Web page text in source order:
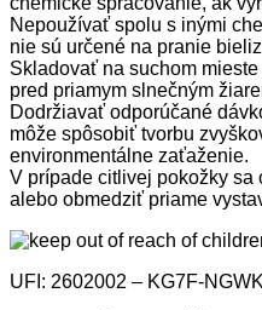
Nepoužívať spolu s inými
nie sú určené na pranie
Skladovať na suchom
pred priamym slnečným
Dodržiavať odporúčané
môže spôsobiť tvorbu
environmentálne zaťaženie.
V prípade citlivej pokožky
alebo obmedziť priame
UFI: 2602002 – KG7F-